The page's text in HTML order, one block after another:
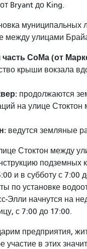
Bryant до King.
муниципальных
между улицами
СоМа (от
крыши вокзала
продолжаются
на улице
ведутся земляные
Стоктон между
подземных
и в субботу с 7:00
по установке
Элли начнутся на
с 7:00 до 17:00.
предприятия,
участие в этих